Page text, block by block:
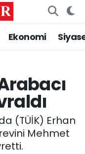
Ekonomi
(TÜİK) Erhan
Mehmet
Fikstür